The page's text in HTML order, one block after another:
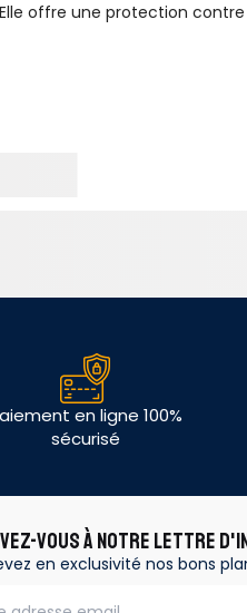
offre une protection
en ligne 100%
sécurisé
VOUS À NOTRE LETTRE
en exclusivité nos bons